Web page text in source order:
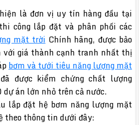
hiện là đơn vị uy tín hàng đầu tại
công lắp đặt và phân phối các
mặt trờiChính hãng, được bảo
giá thành cạnh tranh nhất thị
bơm và tưới tiêu năng lượng mặt
được kiểm chứng chất lượng
dự án lớn nhỏ trên cả nước.
lắp đặt hệ bơm năng lượng mặt
theo thông tin dưới đây: